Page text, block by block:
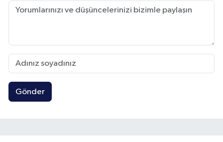
Gönder